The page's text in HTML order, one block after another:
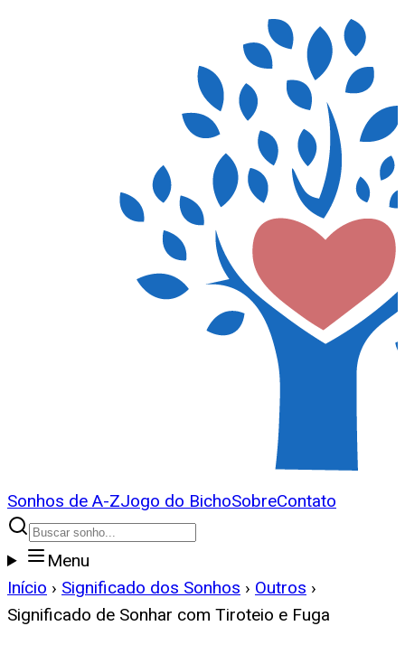
Sonhos de A-ZJogo do BichoSobreContato
Menu
Início › Significado dos Sonhos › Outros ›
Significado de Sonhar com Tiroteio e Fuga